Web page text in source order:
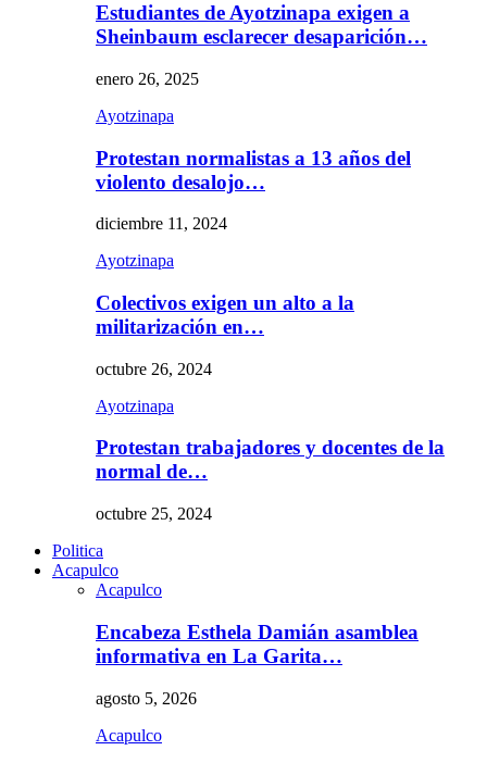
Estudiantes de Ayotzinapa exigen a
Sheinbaum esclarecer desaparición…
enero 26, 2025
Ayotzinapa
Protestan normalistas a 13 años del
violento desalojo…
diciembre 11, 2024
Ayotzinapa
Colectivos exigen un alto a la
militarización en…
octubre 26, 2024
Ayotzinapa
Protestan trabajadores y docentes de la
normal de…
octubre 25, 2024
Politica
Acapulco
Acapulco
Encabeza Esthela Damián asamblea
informativa en La Garita…
agosto 5, 2026
Acapulco